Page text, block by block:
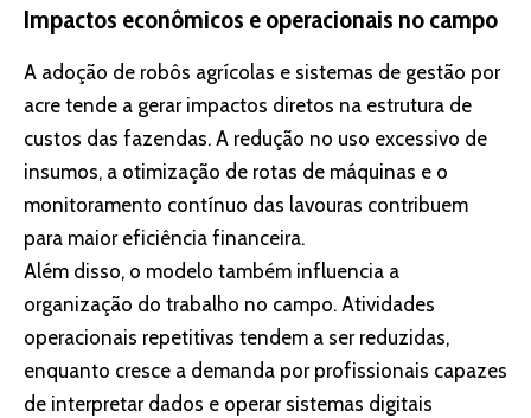
Impactos econômicos e operacionais no campo
A adoção de robôs agrícolas e sistemas de gestão por
acre tende a gerar impactos diretos na estrutura de
custos das fazendas. A redução no uso excessivo de
insumos, a otimização de rotas de máquinas e o
monitoramento contínuo das lavouras contribuem
para maior eficiência financeira.
Além disso, o modelo também influencia a
organização do trabalho no campo. Atividades
operacionais repetitivas tendem a ser reduzidas,
enquanto cresce a demanda por profissionais capazes
de interpretar dados e operar sistemas digitais